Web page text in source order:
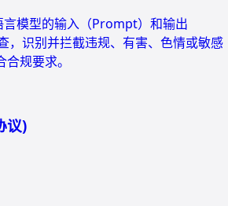
言模型的输入（Prompt）和输出
，识别并拦截违规、有害、色情或敏感
规要求。
议)